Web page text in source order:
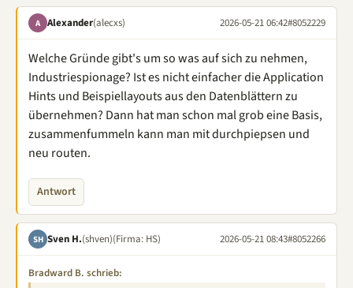
A Alexander(alecxs) 2026-05-21 06:42#8052229
Welche Gründe gibt's um so was auf sich zu nehmen,
Industriespionage? Ist es nicht einfacher die Application
Hints und Beispiellayouts aus den Datenblättern zu
übernehmen? Dann hat man schon mal grob eine Basis,
zusammenfummeln kann man mit durchpiepsen und
neu routen.
Antwort
SH Sven H.(shven)(Firma: HS) 2026-05-21 08:43#8052266
Bradward B. schrieb: